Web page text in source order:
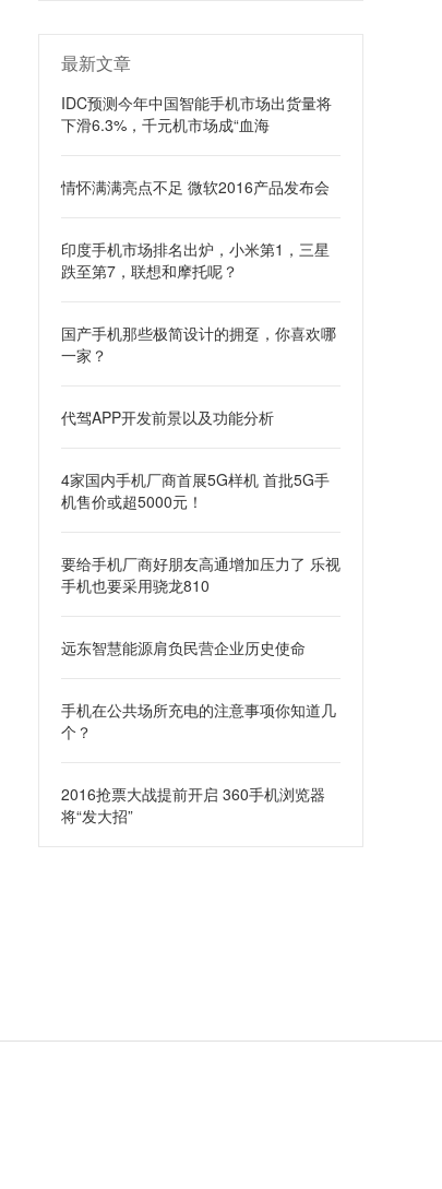
最新文章
IDC预测今年中国智能手机市场出货量将
下滑6.3%，千元机市场成“血海
情怀满满亮点不足 微软2016产品发布会
印度手机市场排名出炉，小米第1，三星
跌至第7，联想和摩托呢？
国产手机那些极简设计的拥趸，你喜欢哪
一家？
代驾APP开发前景以及功能分析
4家国内手机厂商首展5G样机 首批5G手
机售价或超5000元！
要给手机厂商好朋友高通增加压力了 乐视
手机也要采用骁龙810
远东智慧能源肩负民营企业历史使命
手机在公共场所充电的注意事项你知道几
个？
2016抢票大战提前开启 360手机浏览器
将“发大招”